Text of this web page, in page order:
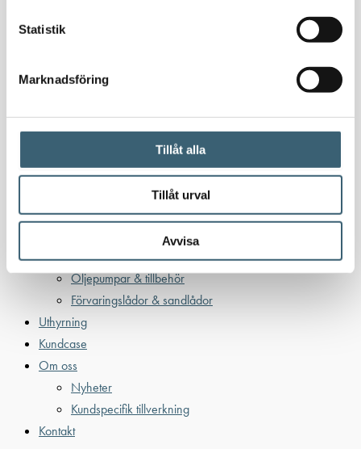
Statistik
Marknadsföring
Tillåt alla
Tillåt urval
Avvisa
Bensin
Kemikalietankar
Verkstad
Uppsamlingskärl för fat & IBC
Spilloljetankar & utrustning
Oljepumpar & tillbehör
Förvaringslådor & sandlådor
Uthyrning
Kundcase
Om oss
Nyheter
Kundspecifik tillverkning
Kontakt